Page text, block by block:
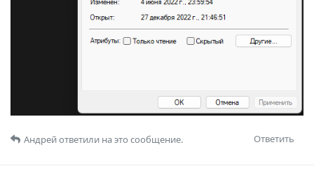
Ответить
Андрейответили на это сообщение.